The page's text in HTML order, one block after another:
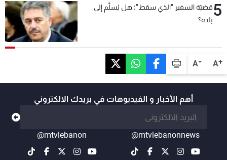
A+
A-
5قضيّة السفير "الذي سقط": هل يُسلَّم إلى
بلده؟
أهم الأخبار و الفيديوهات في بريدك الالكتروني
@mtvlebanonnews
@mtvlebanon